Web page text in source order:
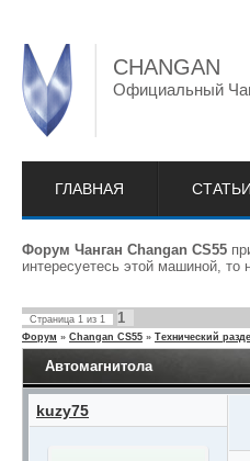
CHANGAN
Официальный
ГЛАВНАЯ СТАТЬИ
Форум Чанган Changan CS55
интересуетесь этой машиной,
Страница 1 из 1 1
Форум » Changan CS55 » Технический
Автомагнитола
kuzy75